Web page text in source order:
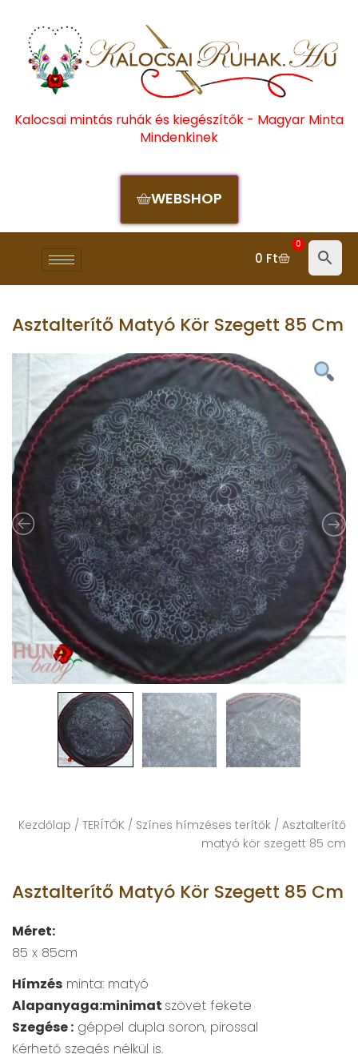
Kalocsai mintás ruhák és kiegészítők - Magyar Minta
Mindenkinek
WEBSHOP
0 Ft
0
Asztalterítő Matyó Kör Szegett 85 Cm
Kezdőlap / TERÍTŐK / Színes hímzéses terítők / Asztalterítő
matyó kör szegett 85 cm
Asztalterítő Matyó Kör Szegett 85 Cm
Méret:
85 x 85cm
Hímzés minta: matyó
Alapanyaga:minimat szövet fekete
Szegése : géppel dupla soron, pirossal
Kérhető szegés nélkül is.